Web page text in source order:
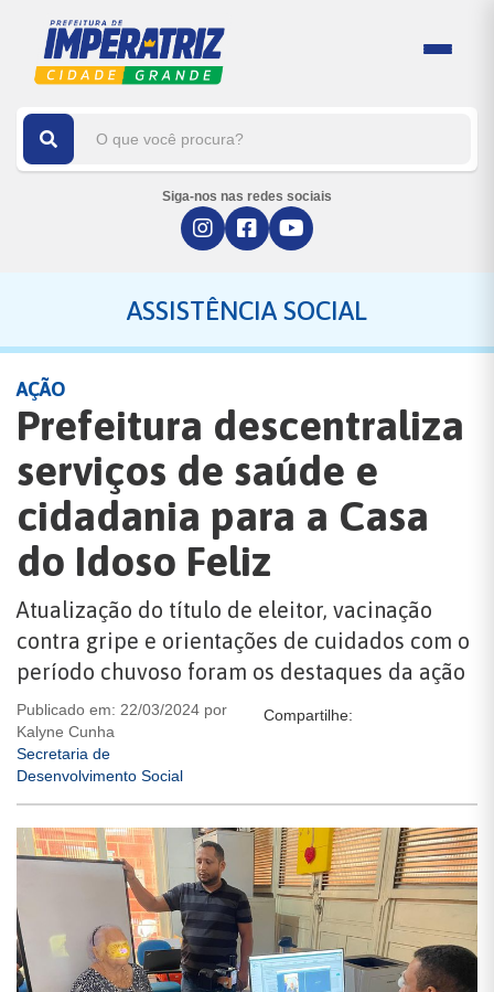
Siga-nos nas redes sociais
ASSISTÊNCIA SOCIAL
AÇÃO
Prefeitura descentraliza
serviços de saúde e
cidadania para a Casa
do Idoso Feliz
Atualização do título de eleitor, vacinação
contra gripe e orientações de cuidados com o
período chuvoso foram os destaques da ação
Publicado em: 22/03/2024 por
Kalyne Cunha
Secretaria de
Desenvolvimento Social
Compartilhe: